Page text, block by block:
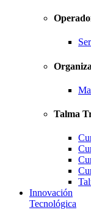
Talma
Innovación
Tecnológica